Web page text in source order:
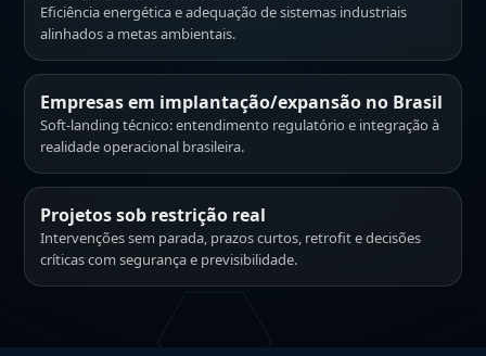
Eficiência energética e adequação de sistemas industriais
alinhados a metas ambientais.
Empresas em implantação/expansão no Brasil
Soft-landing técnico: entendimento regulatório e integração à
realidade operacional brasileira.
Projetos sob restrição real
Intervenções sem parada, prazos curtos, retrofit e decisões
críticas com segurança e previsibilidade.